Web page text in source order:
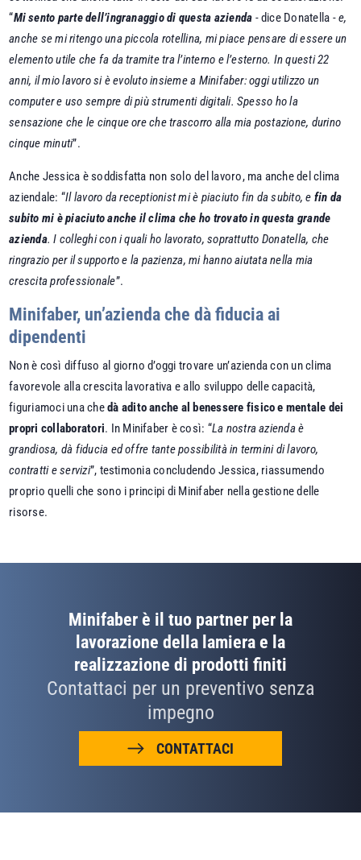
“Mi sento parte dell’ingranaggio di questa azienda - dice Donatella -e,
anche se mi ritengo una piccola rotellina, mi piace pensare di essere un
elemento utile che fa da tramite tra l’interno e l’esterno. In questi 22
anni, il mio lavoro si è evoluto insieme a Minifaber: oggi utilizzo un
computer e uso sempre di più strumenti digitali. Spesso ho la
sensazione che le cinque ore che trascorro alla mia postazione, durino
cinque minuti”.
Anche Jessica è soddisfatta non solo del lavoro, ma anche del clima
aziendale: “Il lavoro da receptionist mi è piaciuto fin da subito, e fin da
subito mi è piaciuto anche il clima che ho trovato in questa grande
azienda. I colleghi con i quali ho lavorato, soprattutto Donatella, che
ringrazio per il supporto e la pazienza, mi hanno aiutata nella mia
crescita professionale”.
Minifaber, un’azienda che dà fiducia ai
dipendenti
Non è così diffuso al giorno d’oggi trovare un’azienda con un clima
favorevole alla crescita lavorativa e allo sviluppo delle capacità,
figuriamoci una chedà adito anche al benessere fisico e mentale dei
propri collaboratori. In Minifaber è così: “La nostra azienda è
grandiosa, dà fiducia ed offre tante possibilità in termini di lavoro,
contratti e servizi”, testimonia concludendo Jessica, riassumendo
proprio quelli che sono i principi di Minifaber nella gestione delle
risorse.
Minifaber è il tuo partner per la
lavorazione della lamiera e la
realizzazione di prodotti finiti
Contattaci per un preventivo senza
impegno
CONTATTACI